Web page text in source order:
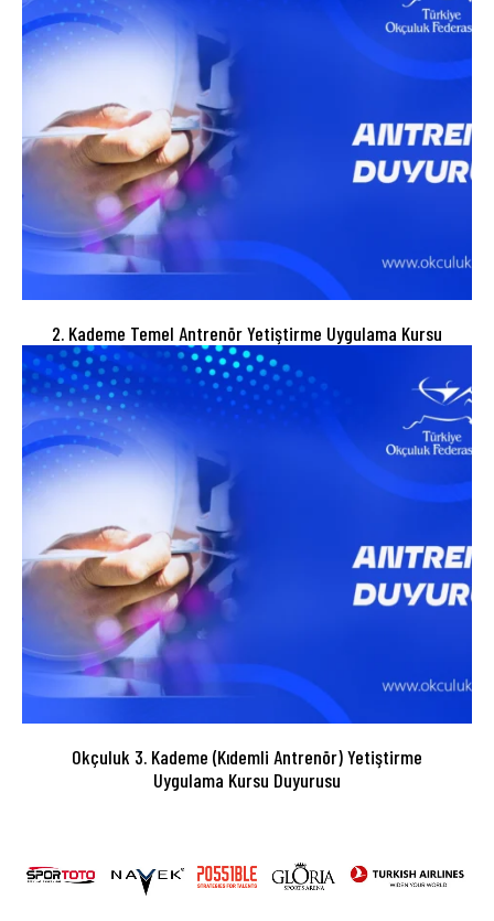
2. Kademe Temel Antrenör Yetiştirme Uygulama Kursu
Okçuluk 3. Kademe (Kıdemli Antrenör) Yetiştirme
Uygulama Kursu Duyurusu